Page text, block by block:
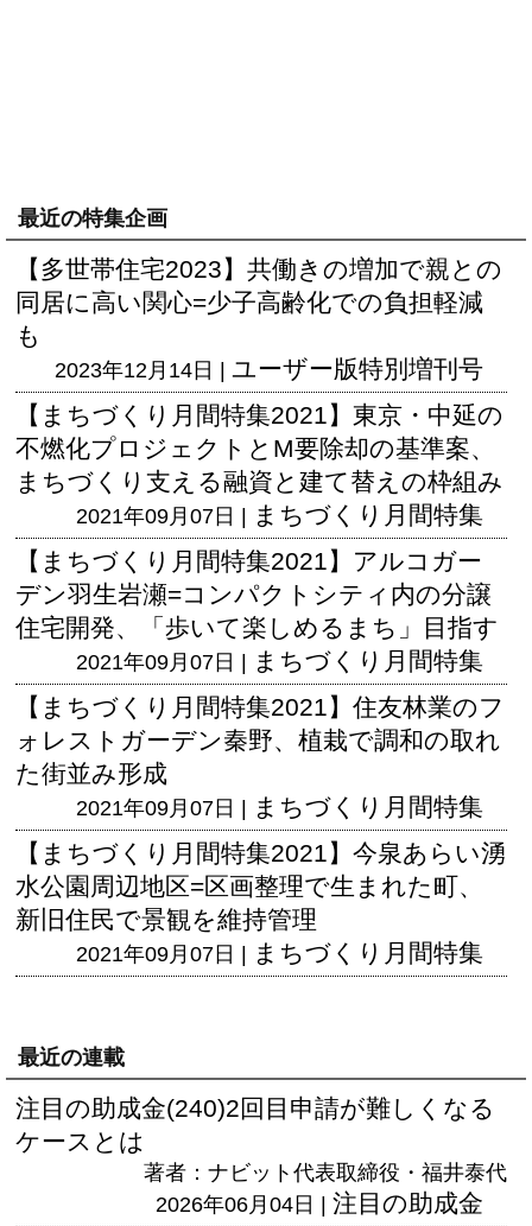
最近の特集企画
【多世帯住宅2023】共働きの増加で親との
同居に高い関心=少子高齢化での負担軽減
も
2023年12月14日 | ユーザー版特別増刊号
【まちづくり月間特集2021】東京・中延の
不燃化プロジェクトとM要除却の基準案、
まちづくり支える融資と建て替えの枠組み
2021年09月07日 | まちづくり月間特集
【まちづくり月間特集2021】アルコガー
デン羽生岩瀬=コンパクトシティ内の分譲
住宅開発、「歩いて楽しめるまち」目指す
2021年09月07日 | まちづくり月間特集
【まちづくり月間特集2021】住友林業のフ
ォレストガーデン秦野、植栽で調和の取れ
た街並み形成
2021年09月07日 | まちづくり月間特集
【まちづくり月間特集2021】今泉あらい湧
水公園周辺地区=区画整理で生まれた町、
新旧住民で景観を維持管理
2021年09月07日 | まちづくり月間特集
最近の連載
注目の助成金(240)2回目申請が難しくなる
ケースとは
著者：ナビット代表取締役・福井泰代
2026年06月04日 | 注目の助成金